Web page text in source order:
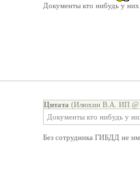
Документы кто нибудь у них
Цитата (Илюхин В.А. ИП @
Документы кто нибудь у
Без сотрудника ГИБДД не